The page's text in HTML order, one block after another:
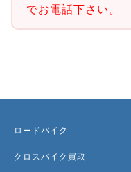
でお電話下さい。
ロードバイク
クロスバイク買取